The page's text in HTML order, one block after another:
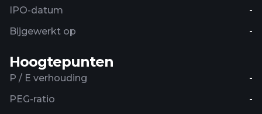
IPO-datum
-
Bijgewerkt op
-
Hoogtepunten
P / E verhouding
-
PEG-ratio
-